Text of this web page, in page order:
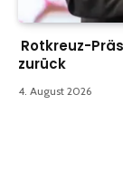
Rotkreuz-
zurück
4. August 2026